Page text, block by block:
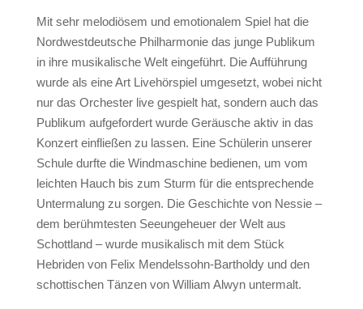
Mit sehr melodiösem und emotionalem Spiel hat die
Nordwestdeutsche Philharmonie das junge Publikum
in ihre musikalische Welt eingeführt. Die Aufführung
wurde als eine Art Livehörspiel umgesetzt, wobei nicht
nur das Orchester live gespielt hat, sondern auch das
Publikum aufgefordert wurde Geräusche aktiv in das
Konzert einfließen zu lassen. Eine Schülerin unserer
Schule durfte die Windmaschine bedienen, um vom
leichten Hauch bis zum Sturm für die entsprechende
Untermalung zu sorgen. Die Geschichte von Nessie –
dem berühmtesten Seeungeheuer der Welt aus
Schottland – wurde musikalisch mit dem Stück
Hebriden von Felix Mendelssohn-Bartholdy und den
schottischen Tänzen von William Alwyn untermalt.